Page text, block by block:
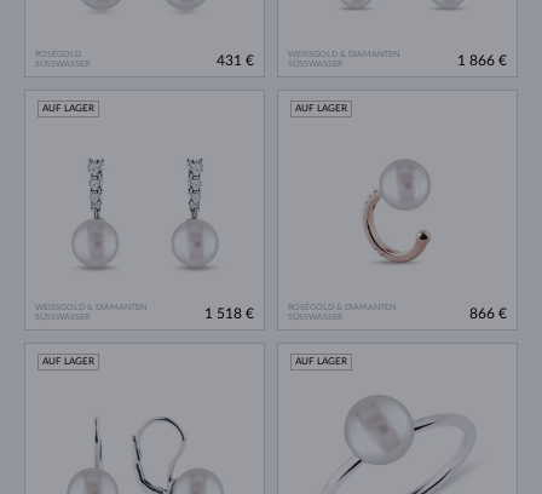
ROSÉGOLD
SÜSSWASSER
431 €
WEISSGOLD & DIAMANTEN
SÜSSWASSER
1 866 €
WEISSGOLD & DIAMANTEN
SÜSSWASSER
AUF LAGER
1 518 €
ROSÉGOLD & DIAMANTEN
SÜSSWASSER
AUF LAGER
866 €
AUF LAGER AUF LAGER